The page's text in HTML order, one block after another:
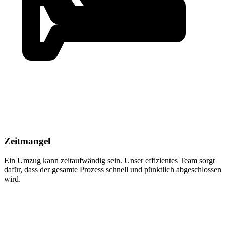
Zeitmangel
Ein Umzug kann zeitaufwändig sein. Unser effizientes Team sorgt
dafür, dass der gesamte Prozess schnell und pünktlich abgeschlossen
wird.